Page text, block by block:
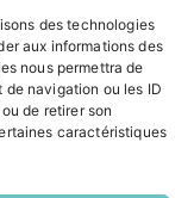
des technologies
aux informations des
nous permettra de
navigation ou les ID
de retirer son
caractéristiques